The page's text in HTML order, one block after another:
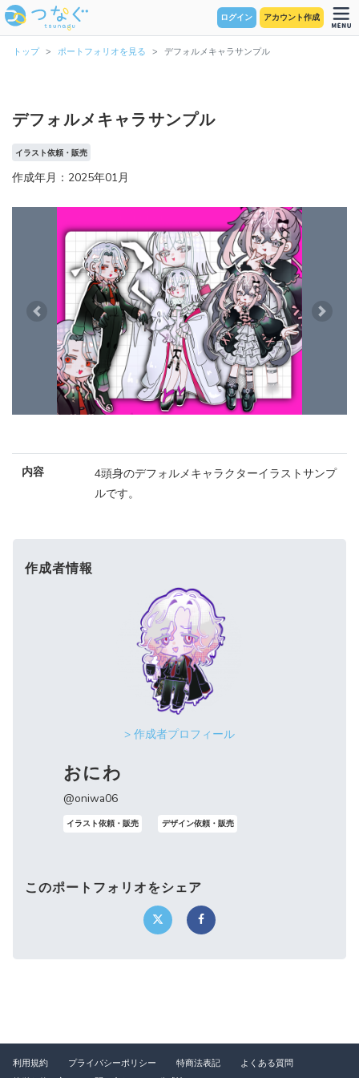
ログイン アカウント作成
トップ ポートフォリオを見る デフォルメキャラサンプル
デフォルメキャラサンプル
イラスト依頼・販売
作成年月：2025年01月
Previous Next
内容
4頭身のデフォルメキャラクターイラストサンプ
ルです。
作成者情報
> 作成者プロフィール
おにわ
@oniwa06
イラスト依頼・販売 デザイン依頼・販売
このポートフォリオをシェア
利用規約 プライバシーポリシー 特商法表記
よくある質問